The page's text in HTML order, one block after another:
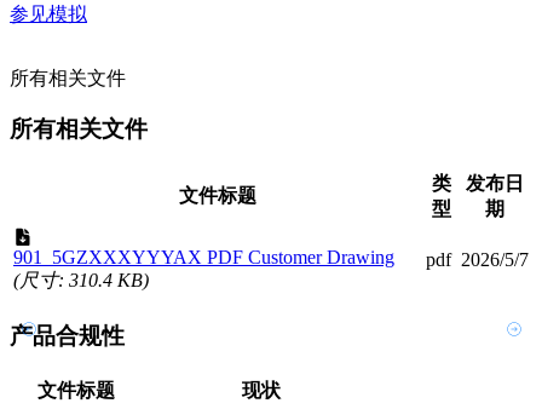
参见模拟
所有相关文件
所有相关文件
文件标题
类
型
发布日
期
901_5GZXXXYYYAX PDF Customer Drawing
(尺寸: 310.4 KB)
pdf 2026/5/7
产品合规性
文件标题 现状